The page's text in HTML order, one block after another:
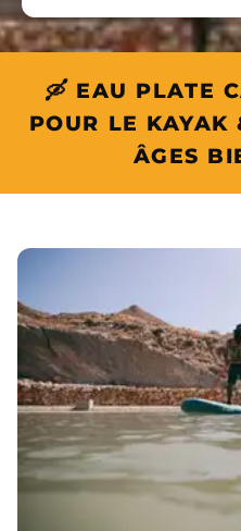
🛶 EAU PLATE
POUR LE KAYAK
ÂGES